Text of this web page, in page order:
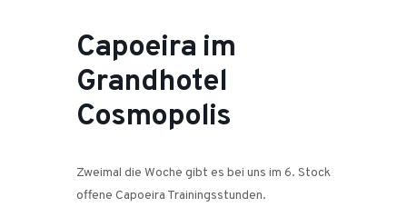
Capoeira im
Grandhotel
Cosmopolis
Zweimal die Woche gibt es bei uns im 6. Stock
offene Capoeira Trainingsstunden.